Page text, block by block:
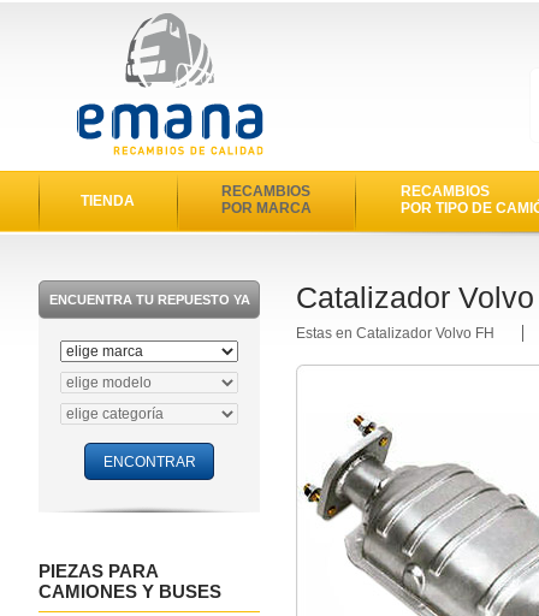
TIENDA
RECAMBIOS
POR MARCA
RECAMBIOS
POR TIPO DE
ENCUENTRA TU REPUESTO YA
PIEZAS PARA
CAMIONES Y BUSES
Catalizador
Estas en Catalizador Volvo FH